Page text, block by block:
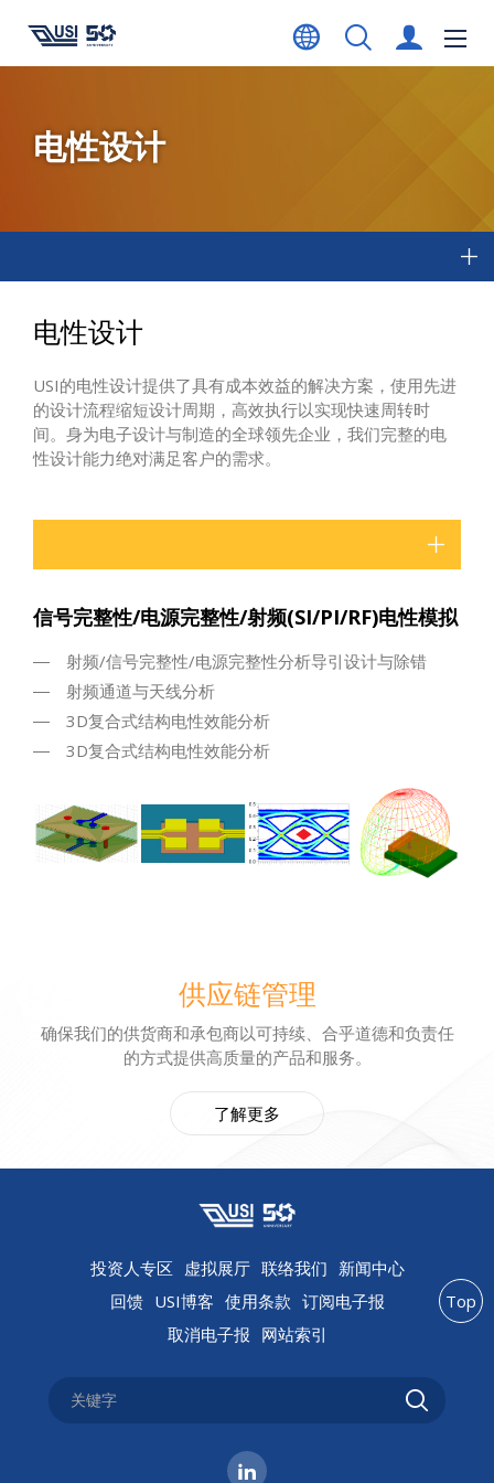
电性设计
电性设计
USI的电性设计提供了具有成本效益的解决方案，使用先进
的设计流程缩短设计周期，高效执行以实现快速周转时
间。身为电子设计与制造的全球领先企业，我们完整的电
性设计能力绝对满足客户的需求。
信号完整性/电源完整性/射频(SI/PI/RF)电性模拟
射频/信号完整性/电源完整性分析导引设计与除错
射频通道与天线分析
3D复合式结构电性效能分析
3D复合式结构电性效能分析
供应链管理
确保我们的供货商和承包商以可持续、合乎道德和负责任
的方式提供高质量的产品和服务。
了解更多
投资人专区 虚拟展厅 联络我们 新闻中心
回馈 USI博客 使用条款 订阅电子报
取消电子报 网站索引
Top